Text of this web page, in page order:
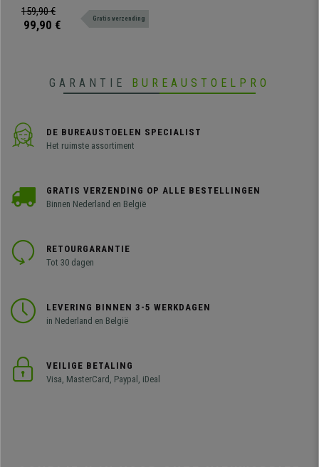
Blauw
Dit model heeft een opklapbaar
schrijftafeltje. De perfecte stoel
159,90 €
99,90 € Gratis verzending
GARANTIE BUREAUSTOELPRO
DE BUREAUSTOELEN SPECIALIST
Het ruimste assortiment
GRATIS VERZENDING OP ALLE BESTELLINGEN
Binnen Nederland en België
RETOURGARANTIE
Tot 30 dagen
LEVERING BINNEN 3-5 WERKDAGEN
in Nederland en België
VEILIGE BETALING
Visa, MasterCard, Paypal, iDeal